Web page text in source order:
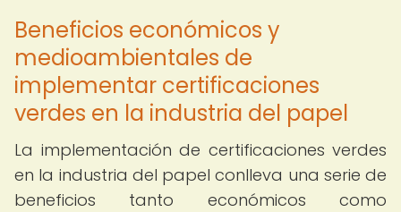
Beneficios económicos y
medioambientales de
implementar certificaciones
verdes en la industria del papel
La implementación de certificaciones verdes
en la industria del papel conlleva una serie de
beneficios tanto económicos como